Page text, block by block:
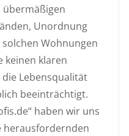
übermäßigen
Unordnung
Wohnungen
keinen klaren
Lebensqualität
beeinträchtigt.
haben wir uns
herausfordernden